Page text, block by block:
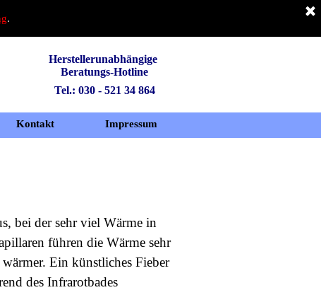
.
Kontakt Impressum
Herstellerunabhängige
Beratungs-Hotline
Tel.: 030 - 521 34 864
bei der sehr viel Wärme in
führen die Wärme sehr
Ein künstliches Fieber
des Infrarotbades